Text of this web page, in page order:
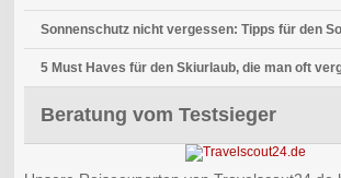
Sonnenschutz nicht vergessen: Tipps für den
5 Must Haves für den Skiurlaub, die man oft
Beratung vom Testsieger